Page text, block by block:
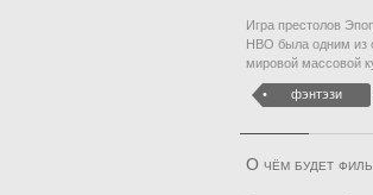
Игра престолов
HBO была одним из
мировой массовой
фэнтэзи
О чём будет